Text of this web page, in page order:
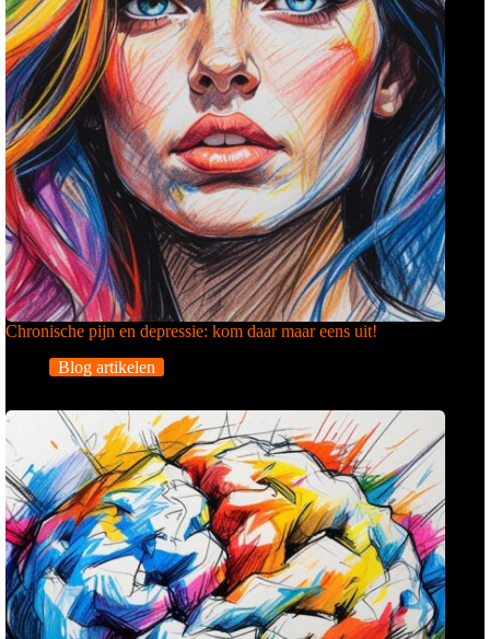
Chronische pijn en depressie: kom daar maar eens uit!
Blog artikelen